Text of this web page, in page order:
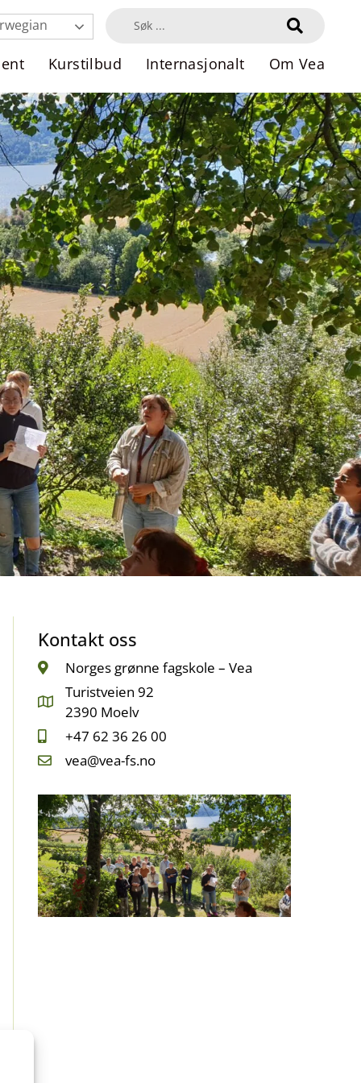
Kurstilbud Internasjonalt Om Vea
Kontakt oss
Norges grønne fagskole – Vea
Turistveien 92
2390 Moelv
+47 62 36 26 00
vea@vea-fs.no